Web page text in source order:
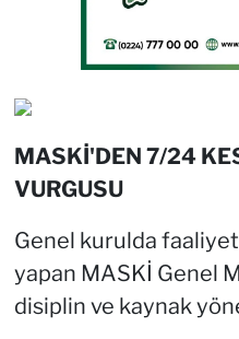
MASKİ'DEN 7/24
VURGUSU
Genel kurulda
yapan MASKİ Genel
disiplin ve kaynak